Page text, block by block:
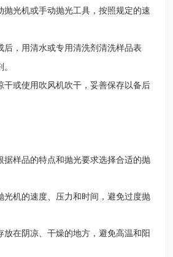
抛光机或手动抛光工具，按照规定的速
后，用清水或专用清洗剂清洗样品表
干或使用吹风机吹干，妥善保存以备后
据样品的特点和抛光要求选择合适的抛
光机的速度、压力和时间，避免过度抛
放在阴凉、干燥的地方，避免高温和阳